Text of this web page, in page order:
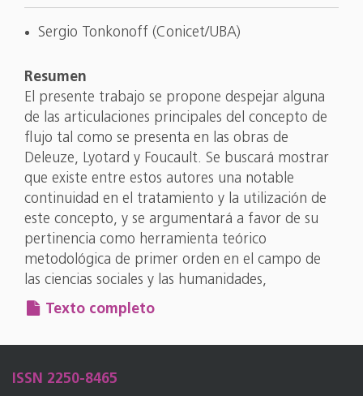
Sergio Tonkonoff (Conicet/UBA)
Resumen
El presente trabajo se propone despejar alguna
de las articulaciones principales del concepto de
flujo tal como se presenta en las obras de
Deleuze, Lyotard y Foucault. Se buscará mostrar
que existe entre estos autores una notable
continuidad en el tratamiento y la utilización de
este concepto, y se argumentará a favor de su
pertinencia como herramienta teórico
metodológica de primer orden en el campo de
las ciencias sociales y las humanidades,
Texto completo
ISSN 2250-8465